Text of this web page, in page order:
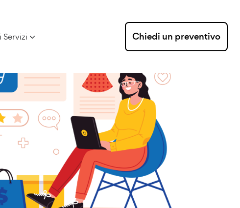
Servizi Chiedi un preventivo